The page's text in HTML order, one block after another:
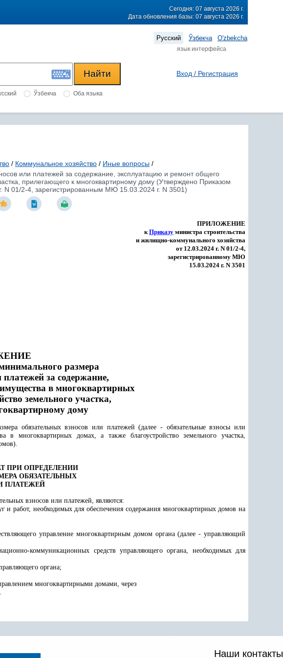
Сегодня: 07 августа 2026 г.
Дата обновления базы: 07 августа 2026 г.
Русский Ўзбекча O'zbekcha
язык интерфейса
Ўзбекча Оба языка
Вход / Регистрация
/ Коммунальное хозяйство / Иные вопросы /
или платежей за содержание, эксплуатацию и ремонт общего
прилегающего к многоквартирному дому (Утверждено Приказом
N 01/2-4, зарегистрированным МЮ 15.03.2024 г. N 3501)
ПРИЛОЖЕНИЕ
кПриказу министра строительства
и жилищно-коммунального хозяйства
от 12.03.2024 г. N 01/2-4,
зарегистрированному МЮ
15.03.2024 г. N 3501
размера
за содержание,
в многоквартирных
земельного участка,
дому
обязательных взносов или платежей (далее - обязательные взносы или
многоквартирных домах, а также благоустройство земельного участка,
ПРИ ОПРЕДЕЛЕНИИ
ОБЯЗАТЕЛЬНЫХ
ПЛАТЕЖЕЙ
взносов или платежей, являются:
работ, необходимых для обеспечения содержания многоквартирных домов на
управление многоквартирным домом органа (далее - управляющий
коммуникационных средств управляющего органа, необходимых для
органа;
многоквартирными домами, через
Наши контакты